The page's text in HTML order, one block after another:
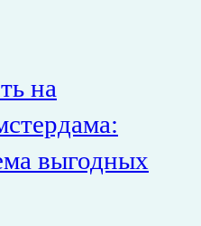
на
выгодных